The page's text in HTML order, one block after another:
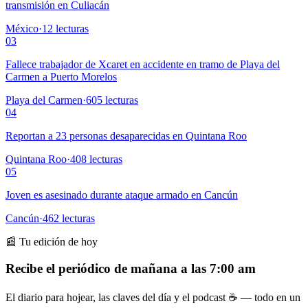
transmisión en Culiacán
México·12 lecturas
03
Fallece trabajador de Xcaret en accidente en tramo de Playa del
Carmen a Puerto Morelos
Playa del Carmen·605 lecturas
04
Reportan a 23 personas desaparecidas en Quintana Roo
Quintana Roo·408 lecturas
05
Joven es asesinado durante ataque armado en Cancún
Cancún·462 lecturas
📰 Tu edición de hoy
Recibe el periódico de mañana a las 7:00 am
El diario para hojear, las claves del día y el podcast ☕ — todo en un